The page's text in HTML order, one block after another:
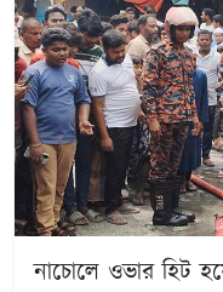
নাচোলে ওভার হিট